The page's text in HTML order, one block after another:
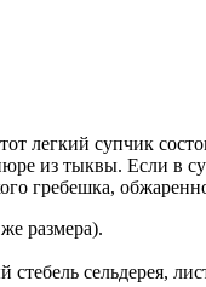
легкий супчик
из тыквы. Если в
гребешка,
размера).
сельдерея,